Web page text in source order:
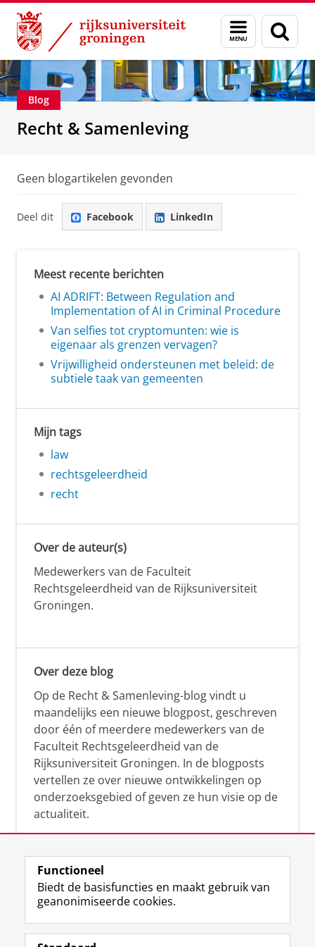
Skip
Content
Skip
Navigation
Menu
en
zoeken
Over ons Recht & Samenleving
Blog
Recht & Samenleving
Geen blogartikelen gevonden
Deel dit Facebook LinkedIn
Meest recente berichten
AI ADRIFT: Between Regulation and
Implementation of AI in Criminal Procedure
Van selfies tot cryptomunten: wie is
eigenaar als grenzen vervagen?
Vrijwilligheid ondersteunen met beleid: de
subtiele taak van gemeenten
Mijn tags
law
rechtsgeleerdheid
recht
Over de auteur(s)
Medewerkers van de Faculteit
Rechtsgeleerdheid van de Rijksuniversiteit
Groningen.
Over deze blog
Op de Recht & Samenleving-blog vindt u
maandelijks een nieuwe blogpost, geschreven
door één of meerdere medewerkers van de
Faculteit Rechtsgeleerdheid van de
Rijksuniversiteit Groningen. In de blogposts
vertellen ze over nieuwe ontwikkelingen op
onderzoeksgebied of geven ze hun visie op de
actualiteit.
Volg de RUG
F
a
L
i
R
S
I
n
Y
o
Functioneel
Biedt de basisfuncties en maakt gebruik van
geanonimiseerde cookies.